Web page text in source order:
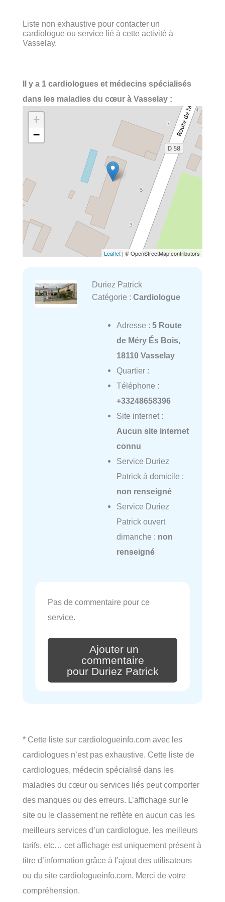
Liste non exhaustive pour contacter un
cardiologue ou service lié à cette activité à
Vasselay.
Il y a 1 cardiologues et médecins spécialisés
dans les maladies du cœur à Vasselay :
+
−
Leaflet | © OpenStreetMap contributors
Duriez Patrick
Catégorie : Cardiologue
Adresse : 5 Route
de Méry És Bois,
18110 Vasselay
Quartier :
Téléphone :
+33248658396
Site internet :
Aucun site internet
connu
Service Duriez
Patrick à domicile :
non renseigné
Service Duriez
Patrick ouvert
dimanche : non
renseigné
Pas de commentaire pour ce
service.
Ajouter un
commentaire
pour Duriez Patrick
* Cette liste sur cardiologueinfo.com avec les
cardiologues n’est pas exhaustive. Cette liste de
cardiologues, médecin spécialisé dans les
maladies du cœur ou services liés peut comporter
des manques ou des erreurs. L’affichage sur le
site ou le classement ne reflète en aucun cas les
meilleurs services d’un cardiologue, les meilleurs
tarifs, etc… cet affichage est uniquement présent à
titre d’information grâce à l’ajout des utilisateurs
ou du site cardiologueinfo.com. Merci de votre
compréhension.